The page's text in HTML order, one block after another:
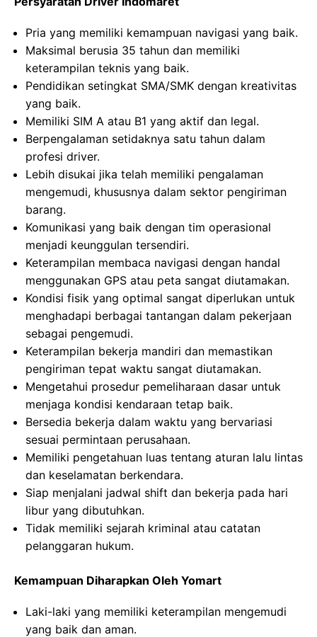
Pria yang memiliki kemampuan navigasi yang baik.
Maksimal berusia 35 tahun dan memiliki
keterampilan teknis yang baik.
Pendidikan setingkat SMA/SMK dengan kreativitas
yang baik.
Memiliki SIM A atau B1 yang aktif dan legal.
Berpengalaman setidaknya satu tahun dalam
profesi driver.
Lebih disukai jika telah memiliki pengalaman
mengemudi, khususnya dalam sektor pengiriman
barang.
Komunikasi yang baik dengan tim operasional
menjadi keunggulan tersendiri.
Keterampilan membaca navigasi dengan handal
menggunakan GPS atau peta sangat diutamakan.
Kondisi fisik yang optimal sangat diperlukan untuk
menghadapi berbagai tantangan dalam pekerjaan
sebagai pengemudi.
Keterampilan bekerja mandiri dan memastikan
pengiriman tepat waktu sangat diutamakan.
Mengetahui prosedur pemeliharaan dasar untuk
menjaga kondisi kendaraan tetap baik.
Bersedia bekerja dalam waktu yang bervariasi
sesuai permintaan perusahaan.
Memiliki pengetahuan luas tentang aturan lalu lintas
dan keselamatan berkendara.
Siap menjalani jadwal shift dan bekerja pada hari
libur yang dibutuhkan.
Tidak memiliki sejarah kriminal atau catatan
pelanggaran hukum.
Kemampuan Diharapkan Oleh Yomart
Laki-laki yang memiliki keterampilan mengemudi
yang baik dan aman.